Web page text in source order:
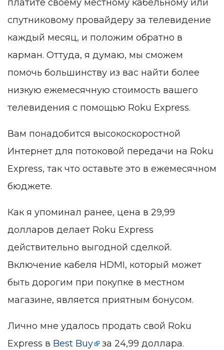
платите своему местному кабельному или
спутниковому провайдеру за телевидение
каждый месяц, и положим обратно в
карман. Оттуда, я думаю, мы сможем
помочь большинству из вас найти более
низкую ежемесячную стоимость вашего
телевидения с помощью Roku Express.
Вам понадобится высокоскоростной
Интернет для потоковой передачи на Roku
Express, так что оставьте это в ежемесячном
бюджете.
Как я упоминал ранее, цена в 29,99
долларов делает Roku Express
действительно выгодной сделкой.
Включение кабеля HDMI, который может
быть дорогим при покупке в местном
магазине, является приятным бонусом.
Лично мне удалось продать свой Roku
Express в Best Buy
за 24,99 доллара.